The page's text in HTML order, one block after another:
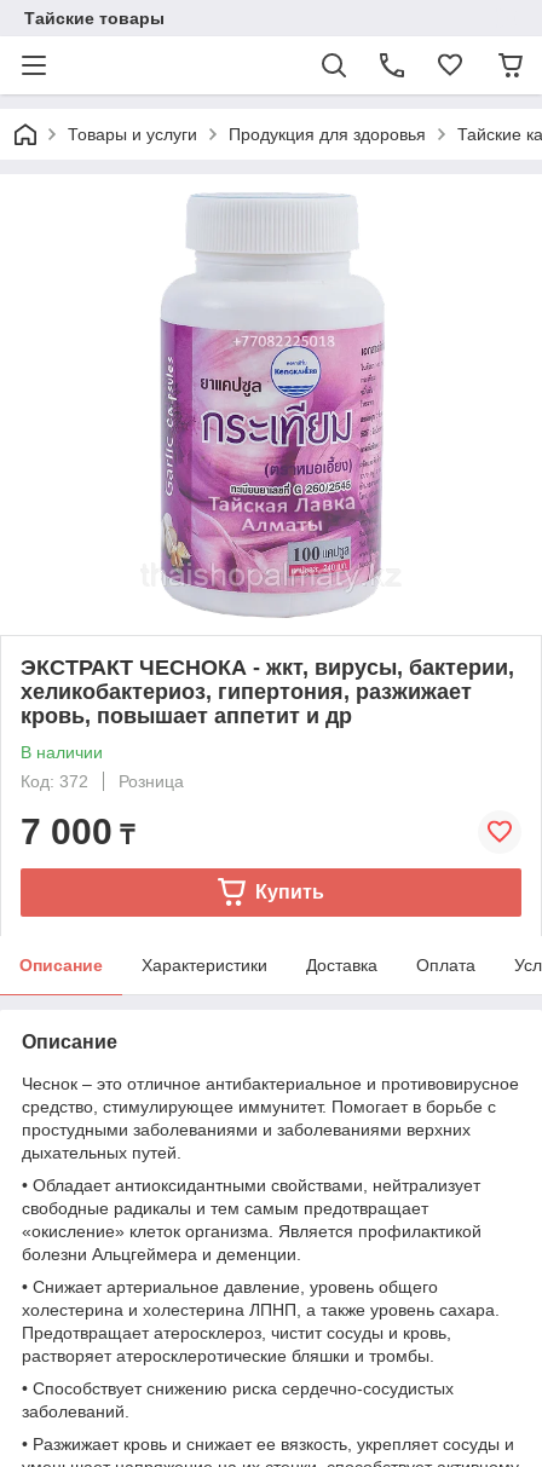
Тайские товары
Товары и услуги Продукция для здоровья Тайские
ЭКСТРАКТ ЧЕСНОКА - жкт, вирусы, бактерии,
хеликобактериоз, гипертония, разжижает
кровь, повышает аппетит и др
В наличии
Код: 372
Розница
7 000 ₸
Купить
Описание Характеристики Доставка Оплата
Описание
Чеснок – это отличное антибактериальное и противовирусное
средство, стимулирующее иммунитет. Помогает в борьбе с
простудными заболеваниями и заболеваниями верхних
дыхательных путей.
• Обладает антиоксидантными свойствами, нейтрализует
свободные радикалы и тем самым предотвращает
«окисление» клеток организма. Является профилактикой
болезни Альцгеймера и деменции.
• Снижает артериальное давление, уровень общего
холестерина и холестерина ЛПНП, а также уровень сахара.
Предотвращает атеросклероз, чистит сосуды и кровь,
растворяет атеросклеротические бляшки и тромбы.
• Способствует снижению риска сердечно-сосудистых
заболеваний.
• Разжижает кровь и снижает ее вязкость, укрепляет сосуды и